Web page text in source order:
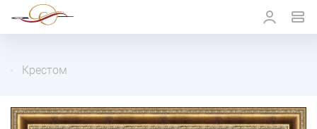
Крестом